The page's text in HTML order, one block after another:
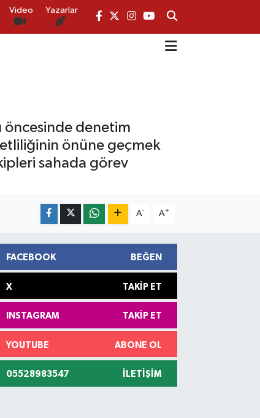
Video Yazarlar
öncesinde denetim
önüne geçmek
sahada görev
A- A+
FACEBOOK BEĞEN
X TAKIP ET
INSTAGRAM TAKIP ET
YOUTUBE ABONE OL
05528983547 İLETIŞIM